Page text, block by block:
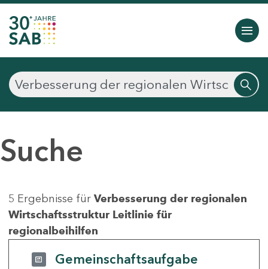
Suche
5 Ergebnisse für Verbesserung der regionalen
Wirtschaftsstruktur Leitlinie für
regionalbeihilfen
Gemeinschaftsaufgabe